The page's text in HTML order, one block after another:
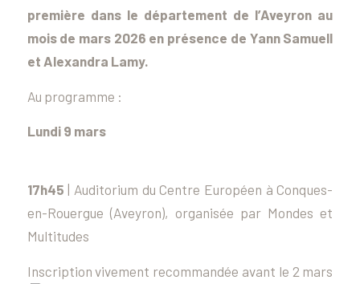
première dans le département de l’Aveyron au
mois de mars 2026 en présence de Yann Samuell
et Alexandra Lamy.
Au programme :
Lundi 9 mars
17h45 | Auditorium du Centre Européen à Conques-
en-Rouergue (Aveyron), organisée par Mondes et
Multitudes
Inscription vivement recommandée avant le 2 mars